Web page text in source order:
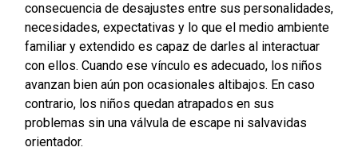
consecuencia de desajustes entre sus personalidades,
necesidades, expectativas y lo que el medio ambiente
familiar y extendido es capaz de darles al interactuar
con ellos. Cuando ese vínculo es adecuado, los niños
avanzan bien aún pon ocasionales altibajos. En caso
contrario, los niños quedan atrapados en sus
problemas sin una válvula de escape ni salvavidas
orientador.